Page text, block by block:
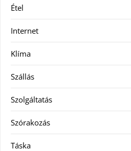
Étel
Internet
Klíma
Szállás
Szolgáltatás
Szórakozás
Táska